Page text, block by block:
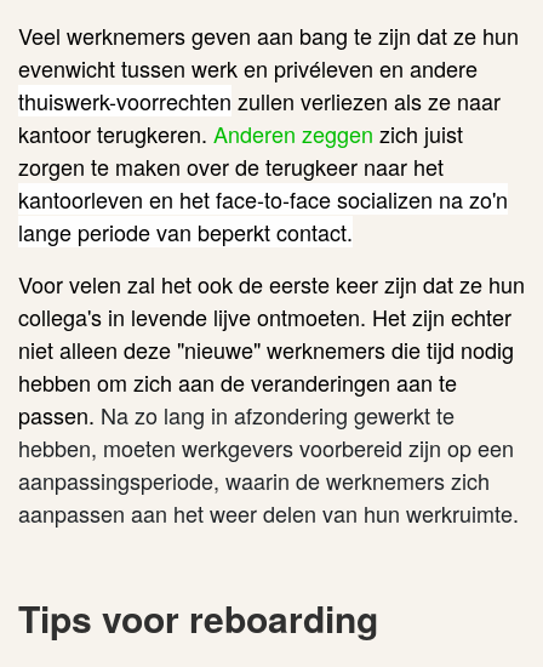
Veel werknemers geven aan bang te zijn dat ze hun
evenwicht tussen werk en privéleven en andere
thuiswerk-voorrechten zullen verliezen als ze naar
kantoor terugkeren. Anderen zeggen zich juist
zorgen te maken over de terugkeer naar het
kantoorleven en het face-to-face socializen na zo'n
lange periode van beperkt contact.
Voor velen zal het ook de eerste keer zijn dat ze hun
collega's in levende lijve ontmoeten. Het zijn echter
niet alleen deze "nieuwe" werknemers die tijd nodig
hebben om zich aan de veranderingen aan te
passen. Na zo lang in afzondering gewerkt te
hebben, moeten werkgevers voorbereid zijn op een
aanpassingsperiode, waarin de werknemers zich
aanpassen aan het weer delen van hun werkruimte.
Tips voor reboarding